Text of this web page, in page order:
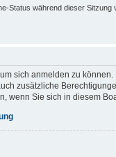
Status während dieser Sitzung
sich anmelden zu
zusätzliche
wenn Sie sich in diesem